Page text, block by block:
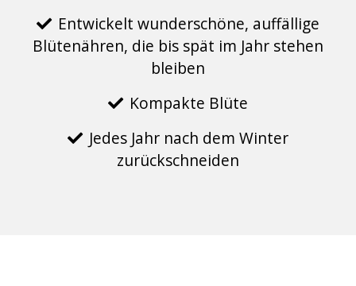
Entwickelt wunderschöne, auffällige
Blütenähren, die bis spät im Jahr stehen
bleiben
Kompakte Blüte
Jedes Jahr nach dem Winter
zurückschneiden